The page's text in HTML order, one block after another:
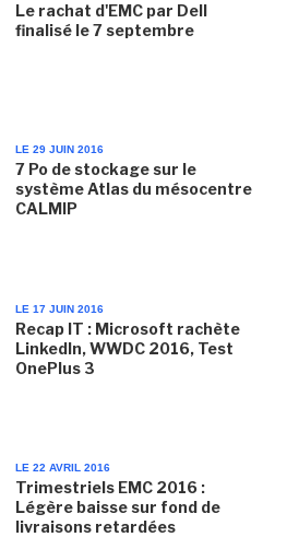
Le rachat d'EMC par Dell
finalisé le 7 septembre
LE 29 JUIN 2016
7 Po de stockage sur le
système Atlas du mésocentre
CALMIP
LE 17 JUIN 2016
Recap IT : Microsoft rachète
LinkedIn, WWDC 2016, Test
OnePlus 3
LE 22 AVRIL 2016
Trimestriels EMC 2016 :
Légère baisse sur fond de
livraisons retardées